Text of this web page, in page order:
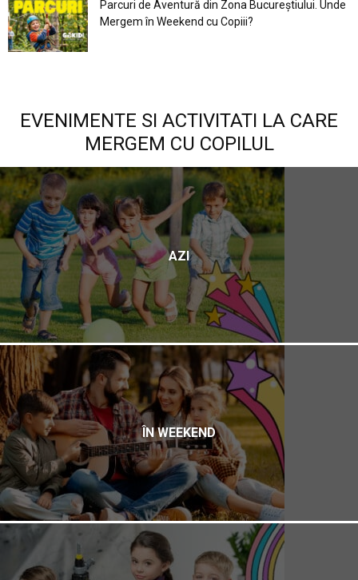
Parcuri de Aventură din Zona Bucureştiului. Unde
Mergem în Weekend cu Copiii?
EVENIMENTE SI ACTIVITATI LA CARE
MERGEM CU COPILUL
AZI
ÎN WEEKEND